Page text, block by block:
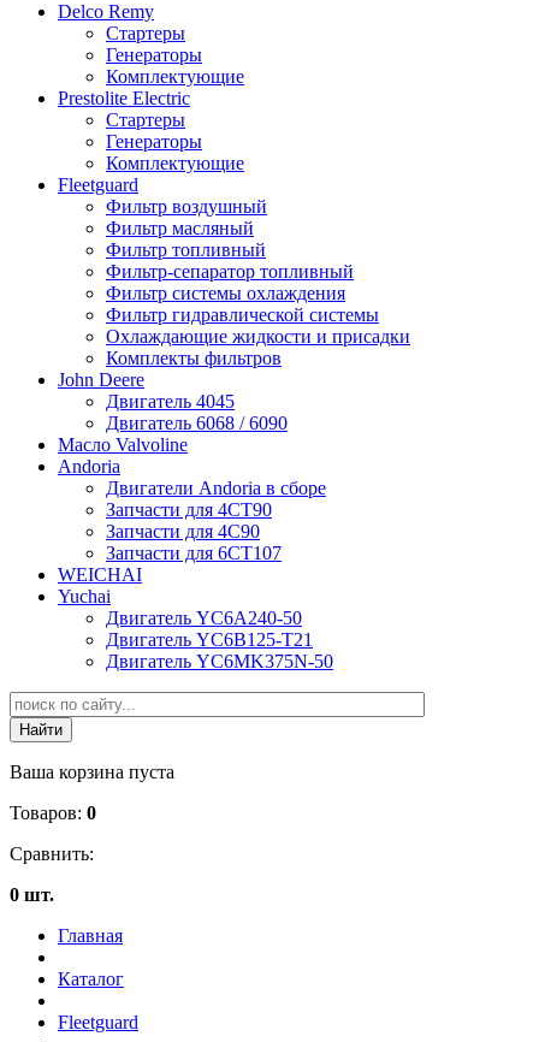
Delco Remy
Стартеры
Генераторы
Комплектующие
Prestolite Electric
Стартеры
Генераторы
Комплектующие
Fleetguard
Фильтр воздушный
Фильтр масляный
Фильтр топливный
Фильтр-сепаратор топливный
Фильтр системы охлаждения
Фильтр гидравлической системы
Охлаждающие жидкости и присадки
Комплекты фильтров
John Deere
Двигатель 4045
Двигатель 6068 / 6090
Масло Valvoline
Andoria
Двигатели Andoria в сборе
Запчасти для 4CT90
Запчасти для 4С90
Запчасти для 6CT107
WEICHAI
Yuchai
Двигатель YC6A240-50
Двигатель YC6B125-T21
Двигатель YC6MK375N-50
Ваша корзина пуста
Товаров: 0
Сравнить:
0 шт.
Главная
Каталог
Fleetguard